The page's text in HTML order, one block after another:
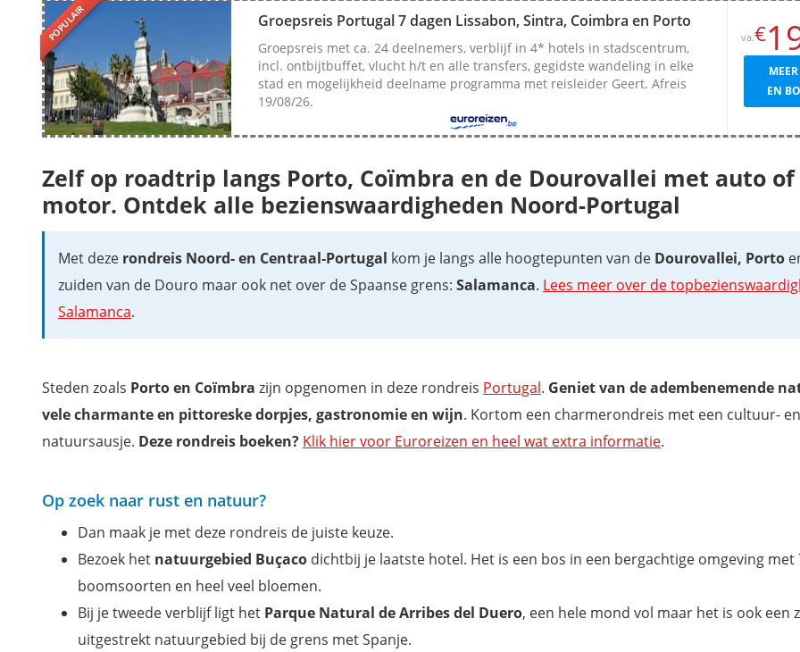
POPULAIR Groepsreis Portugal 7 dagen Lissabon, Sintra, Coimbra en Porto
Groepsreis met ca. 24 deelnemers, verblijf in 4* hotels in stadscentrum,
incl. ontbijtbuffet, vlucht h/t en alle transfers, gegidste wandeling in elke
stad en mogelijkheid deelname programma met reisleider Geert. Afreis
19/08/26.
va.€
EN
Zelf op roadtrip langs Porto, Coïmbra en de Dourovallei met auto of
motor. Ontdek alle bezienswaardigheden Noord-Portugal
Met deze rondreis Noord- en Centraal-Portugal kom je langs alle hoogtepunten van de Dourovallei, Porto
zuiden van de Douro maar ook net over de Spaanse grens: Salamanca. Lees meer over de
Salamanca.
Steden zoals Porto en Coïmbra zijn opgenomen in deze rondreis Portugal. Geniet van de adembenemende
vele charmante en pittoreske dorpjes, gastronomie en wijn. Kortom een charmerondreis met een cultuur- en
natuursausje. Deze rondreis boeken? Klik hier voor Euroreizen en heel wat extra informatie.
Op zoek naar rust en natuur?
Dan maak je met deze rondreis de juiste keuze.
Bezoek het natuurgebied Buçaco dichtbij je laatste hotel. Het is een bos in een bergachtige omgeving met
boomsoorten en heel veel bloemen.
Bij je tweede verblijf ligt het Parque Natural de Arribes del Duero, een hele mond vol maar het is ook een
uitgestrekt natuurgebied bij de grens met Spanje.